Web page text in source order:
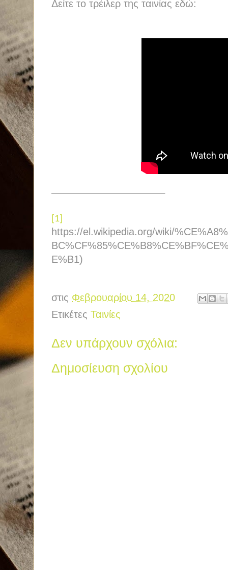
Δείτε το τρέιλερ της ταινίας εδώ:
[1]
https://el.wikipedia.org/wiki/
E%B1)
στις Φεβρουαρίου 14, 2020
Ετικέτες Ταινίες
Δεν υπάρχουν σχόλια:
Δημοσίευση σχολίου